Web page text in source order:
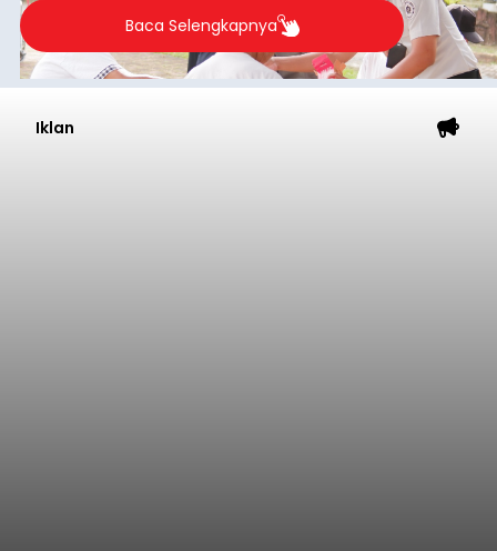
Baca Selengkapnya
Iklan